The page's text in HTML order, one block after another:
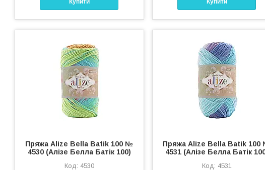
Купити Купити
Пряжа Alize Bella Batik 100 №
4530 (Алізе Белла Батік 100)
4530
Пряжа Alize Bella Batik 100
4531 (Алізе Белла Батік
4531